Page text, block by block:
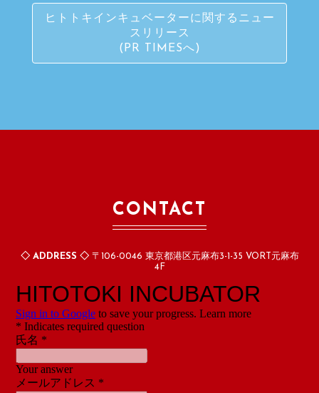
ヒトトキインキュベーターに関するニュー
スリリース
(PR TIMESへ)
CONTACT
◇ ADDRESS ◇〒106-0046 東京都港区元麻布3-1-35 VORT元麻布
4F